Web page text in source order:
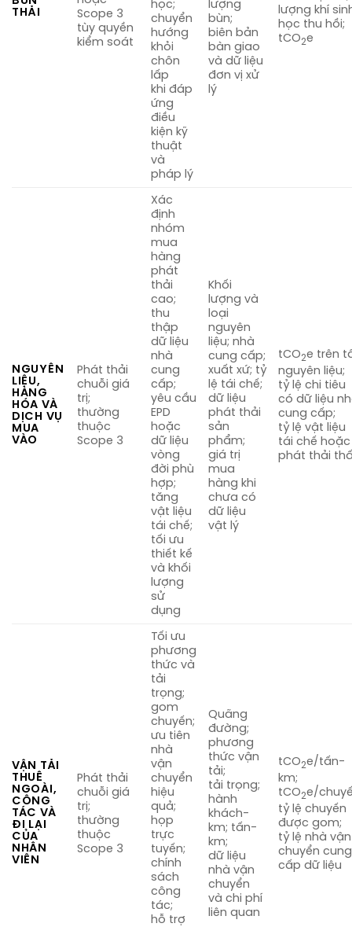
THẢI
Scope 3
tùy quyền
kiểm soát
học;
chuyển
hướng
khỏi
chôn
lấp
khi đáp
ứng
điều
kiện kỹ
thuật
và
pháp lý
lượng
bùn;
biên bản
bàn giao
và dữ liệu
đơn vị xử
lý
lượng khí
học thu hồi;
tCO2e
NGUYÊN
LIỆU,
HÀNG
HÓA VÀ
DỊCH VỤ
MUA
VÀO
Phát thải
chuỗi giá
trị;
thường
thuộc
Scope 3
Xác
định
nhóm
mua
hàng
phát
thải
cao;
thu
thập
dữ liệu
nhà
cung
cấp;
yêu cầu
EPD
hoặc
dữ liệu
vòng
đời phù
hợp;
tăng
vật liệu
tái chế;
tối ưu
thiết kế
và khối
lượng
sử
dụng
Khối
lượng và
loại
nguyên
liệu; nhà
cung cấp;
xuất xứ; tỷ
lệ tái chế;
dữ liệu
phát thải
sản
phẩm;
giá trị
mua
hàng khi
chưa có
dữ liệu
vật lý
tCO2e trên
nguyên liệu;
tỷ lệ chi tiêu
có dữ liệu
cung cấp;
tỷ lệ vật liệu
tái chế hoặc
phát thải
VẬN TẢI
THUÊ
NGOÀI,
CÔNG
TÁC VÀ
ĐI LẠI
CỦA
NHÂN
VIÊN
Phát thải
chuỗi giá
trị;
thường
thuộc
Scope 3
Tối ưu
phương
thức và
tải
trọng;
gom
chuyến;
ưu tiên
nhà
vận
chuyển
hiệu
quả;
họp
trực
tuyến;
chính
sách
công
tác;
hỗ trợ
Quãng
đường;
phương
thức vận
tải;
tải trọng;
hành
khách-
km; tấn-
km;
dữ liệu
nhà vận
chuyển
và chi phí
liên quan
tCO2e/tấn-
km;
tCO2e/
tỷ lệ chuyến
được gom;
tỷ lệ nhà vận
chuyển cung
cấp dữ liệu